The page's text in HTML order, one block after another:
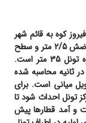
راه‌آهن فیروز کوه به قائم شهر
قرار دارد. جنس تونل سنگی، ارتفاع آن 6/5 متر، عرضش 2/5 متر و سطح
مقطع آن 25 متر مربع است. حداکثر ارتفاع روباره تونل 35 متر است.
تونل 400 متر مکعب در ثانیه محاسبه شده
میانی است. برای
تونل احداث شود تا
و آمد قطارها پیش